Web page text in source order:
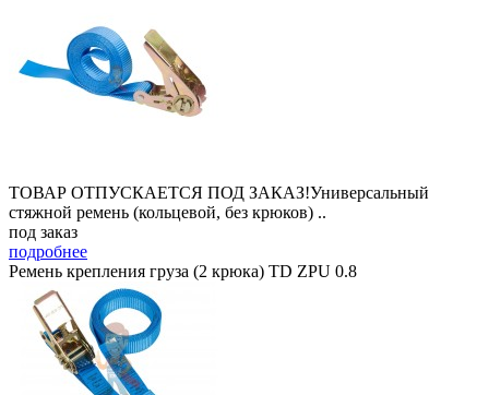
ТОВАР ОТПУСКАЕТСЯ ПОД ЗАКАЗ!Универсальный
стяжной ремень (кольцевой, без крюков) ..
под заказ
подробнее
Ремень крепления груза (2 крюка) TD ZPU 0.8